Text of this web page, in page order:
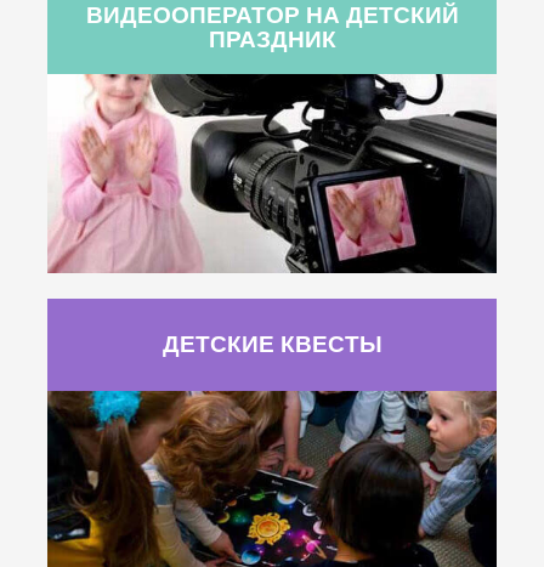
ВИДЕООПЕРАТОР НА ДЕТСКИЙ
ПРАЗДНИК
ДЕТСКИЕ КВЕСТЫ